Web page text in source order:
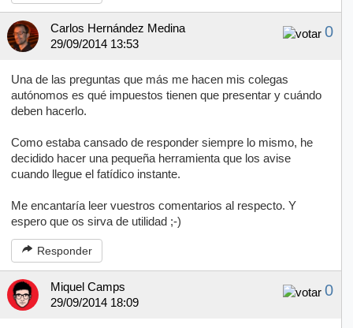
0
Carlos Hernández Medina
29/09/2014 13:53
Una de las preguntas que más me hacen mis colegas
autónomos es qué impuestos tienen que presentar y cuándo
deben hacerlo.
Como estaba cansado de responder siempre lo mismo, he
decidido hacer una pequeña herramienta que los avise
cuando llegue el fatídico instante.
Me encantaría leer vuestros comentarios al respecto. Y
espero que os sirva de utilidad ;-)
Responder
0
Miquel Camps
29/09/2014 18:09